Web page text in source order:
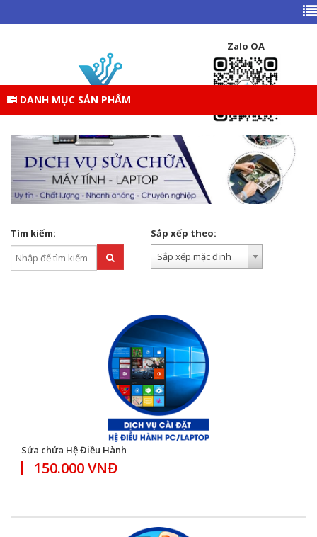
Zalo OA
DANH MỤC SẢN PHẨM
TRANG CHỦ DANH MỤC SẢN PHẨM DỊCH VỤ
Tìm kiếm:
Sắp xếp theo:
Sắp xếp mặc định
Sửa chửa Hệ Điều Hành
150.000 VNĐ